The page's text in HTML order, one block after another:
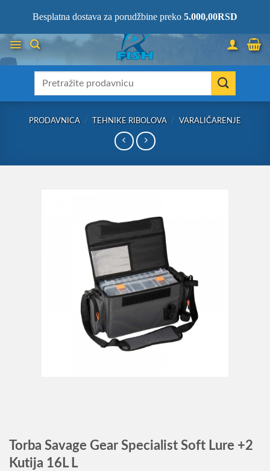
content
MESTU!
PRODAVNICA / TEHNIKE RIBOLOVA / VARALIČARENJE
Torba Savage Gear Specialist Soft Lure +2
Kutija 16L L
Besplatna dostava za porudžbine preko 5.000,00RSD